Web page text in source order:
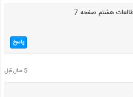
پاسخ
5 سال قبل